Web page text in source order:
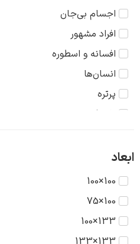
اجسام بی‌جان
افراد مشهور
افسانه و اسطوره
انسان‌ها
پرتره
تاریخ
حیوانات
دریا
دورنما
دوشیزگان
رنگ‌ها
ابعاد
100×100
100×75
133×100